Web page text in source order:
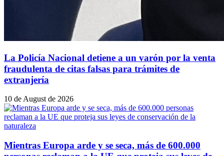
La Policía Nacional detiene a un varón por la venta
fraudulenta de citas falsas para trámites de
extranjería
10 de August de 2026
Mientras Europa arde y se seca, más de 600.000